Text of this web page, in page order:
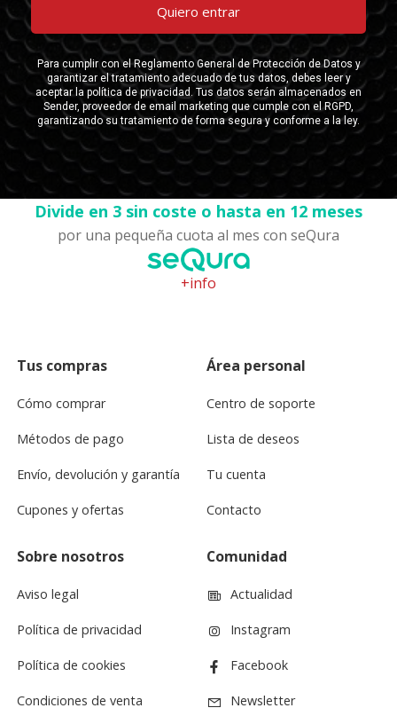
Divide en 3 sin coste o hasta en 12 meses
por una pequeña cuota al mes con seQura
+info
Tus compras
Cómo comprar
Métodos de pago
Envío, devolución y garantía
Cupones y ofertas
Área personal
Centro de soporte
Lista de deseos
Tu cuenta
Contacto
Sobre nosotros
Aviso legal
Política de privacidad
Política de cookies
Condiciones de venta
Comunidad
Actualidad
Instagram
Facebook
Newsletter